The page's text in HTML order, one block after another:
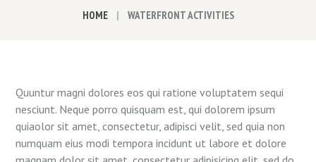
HOME WATERFRONT ACTIVITIES
Quuntur magni dolores eos qui ratione voluptatem sequi
nesciunt. Neque porro quisquam est, qui dolorem ipsum
quiaolor sit amet, consectetur, adipisci velit, sed quia non
numquam eius modi tempora incidunt ut labore et dolore